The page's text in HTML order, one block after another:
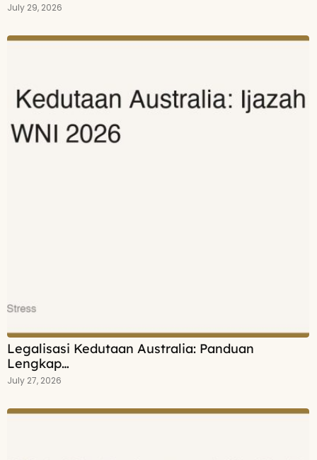
July 29, 2026
Legalisasi Kedutaan Australia: Panduan
Lengkap…
July 27, 2026